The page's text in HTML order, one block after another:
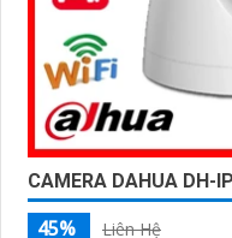
CAMERA DAHUA DH-
45%
Liên Hệ